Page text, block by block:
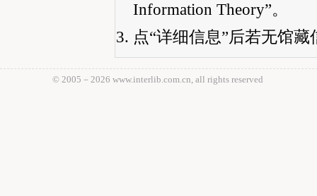
Information Theory”。
点“详细信息”后若无馆
© 2005－ 2026 www.interlib.com.cn, all rights reserved